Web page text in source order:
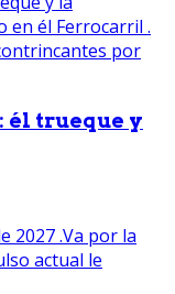
él trueque y